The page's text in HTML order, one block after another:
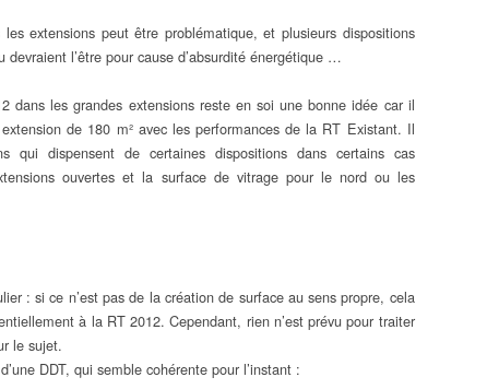
extensions peut être problématique, et plusieurs dispositions
l’être pour cause d’absurdité énergétique …
dans les grandes extensions reste en soi une bonne idée car il
de 180 m² avec les performances de la RT Existant. Il
qui dispensent de certaines dispositions dans certains cas
ouvertes et la surface de vitrage pour le nord ou les
: si ce n’est pas de la création de surface au sens propre, cela
à la RT 2012. Cependant, rien n’est prévu pour traiter
le sujet.
DDT, qui semble cohérente pour l’instant :